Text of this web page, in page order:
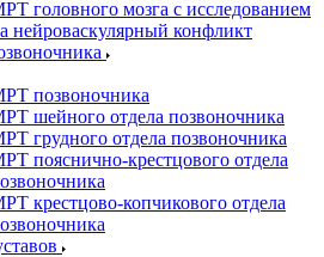
головного мозга с исследованием
нейроваскулярный конфликт
позвоночника
шейного отдела позвоночника
грудного отдела позвоночника
пояснично-крестцового отдела
крестцово-копчикового отдела